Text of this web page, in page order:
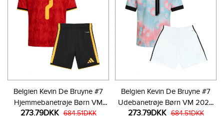
Belgien Kevin De Bruyne #7
Hjemmebanetrøje Børn VM
2026 Kortærmet (+ Korte
273.79DKK 684.51DKK
Belgien Kevin De Bruyne #7
Udebanetrøje Børn VM 2026
Kortærmet (+ Korte bukser)
273.79DKK 684.51DKK